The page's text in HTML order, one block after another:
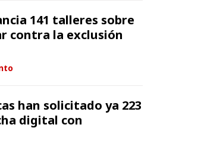
141 talleres sobre
contra la exclusión
han solicitado ya 223
digital con